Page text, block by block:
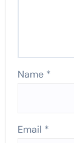
Name *
Email *